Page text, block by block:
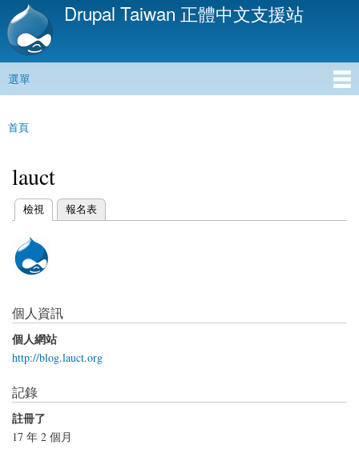
移
內
Drupal Taiwan 正體中文支援站
主選單
選單
您在這裡
首頁
lauct
主要索引標籤
檢視
(作用中頁籤) 報名表
個人資訊
個人網站
http://blog.lauct.org
記錄
註冊了
17 年 2 個月